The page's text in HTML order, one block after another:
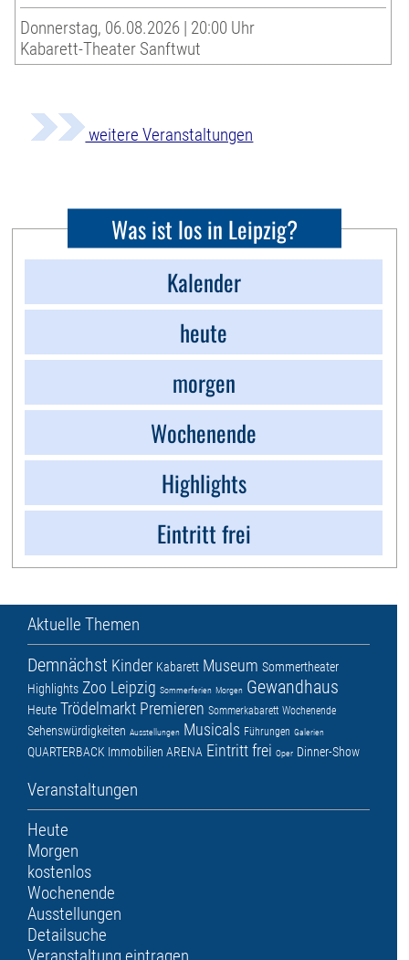
Donnerstag, 06.08.2026 | 20:00 Uhr
Kabarett-Theater Sanftwut
weitere Veranstaltungen
Was ist los in Leipzig?
Kalender
heute
morgen
Wochenende
Highlights
Eintritt frei
Aktuelle Themen
Demnächst Kinder Kabarett Museum Sommertheater
Highlights Zoo Leipzig Sommerferien Morgen Gewandhaus
Heute Trödelmarkt Premieren Sommerkabarett Wochenende
Sehenswürdigkeiten Ausstellungen Musicals Führungen Galerien
QUARTERBACK Immobilien ARENA Eintritt frei Oper Dinner-Show
Veranstaltungen
Heute
Morgen
kostenlos
Wochenende
Ausstellungen
Detailsuche